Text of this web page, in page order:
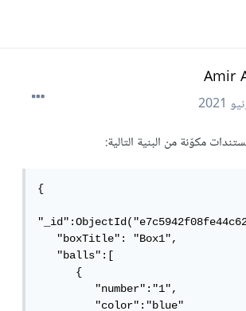
Amir
مكوّنة من البنية التالية:
{
   "boxTitle": "Box1",
   "balls":[
      {
         "number":"1",
         "color":"blue"